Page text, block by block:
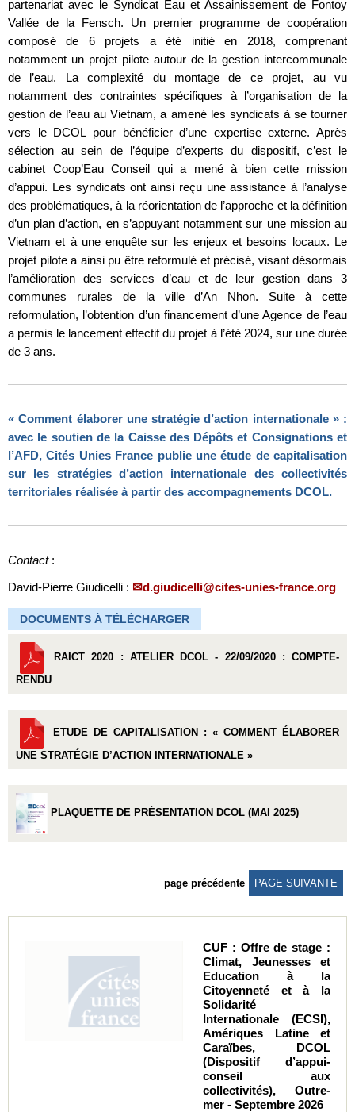
partenariat avec le Syndicat Eau et Assainissement de Fontoy
Vallée de la Fensch. Un premier programme de coopération
composé de 6 projets a été initié en 2018, comprenant
notamment un projet pilote autour de la gestion intercommunale
de l’eau. La complexité du montage de ce projet, au vu
notamment des contraintes spécifiques à l’organisation de la
gestion de l’eau au Vietnam, a amené les syndicats à se tourner
vers le DCOL pour bénéficier d’une expertise externe. Après
sélection au sein de l’équipe d’experts du dispositif, c’est le
cabinet Coop’Eau Conseil qui a mené à bien cette mission
d’appui. Les syndicats ont ainsi reçu une assistance à l’analyse
des problématiques, à la réorientation de l’approche et la définition
d’un plan d’action, en s’appuyant notamment sur une mission au
Vietnam et à une enquête sur les enjeux et besoins locaux. Le
projet pilote a ainsi pu être reformulé et précisé, visant désormais
l’amélioration des services d’eau et de leur gestion dans 3
communes rurales de la ville d’An Nhon. Suite à cette
reformulation, l’obtention d’un financement d’une Agence de l’eau
a permis le lancement effectif du projet à l’été 2024, sur une durée
de 3 ans.
« Comment élaborer une stratégie d’action internationale »:
avec le soutien de la Caisse des Dépôts et Consignations et
l’AFD, Cités Unies France publie une étude de capitalisation
sur les stratégies d’action internationale des collectivités
territoriales réalisée à partir des accompagnements DCOL.
Contact:
David-Pierre Giudicelli : d.giudicelli@cites-unies-france.org
DOCUMENTS À TÉLÉCHARGER
RAICT 2020 : ATELIER DCOL - 22/09/2020 : COMPTE-
RENDU
ETUDE DE CAPITALISATION : « COMMENT ÉLABORER
UNE STRATÉGIE D’ACTION INTERNATIONALE »
PLAQUETTE DE PRÉSENTATION DCOL (MAI 2025)
page précédente PAGE SUIVANTE
CUF : Offre de stage :
Climat, Jeunesses et
Education à la
Citoyenneté et à la
Solidarité
Internationale (ECSI),
Amériques Latine et
Caraïbes, DCOL
(Dispositif d’appui-
conseil aux
collectivités), Outre-
mer - Septembre 2026